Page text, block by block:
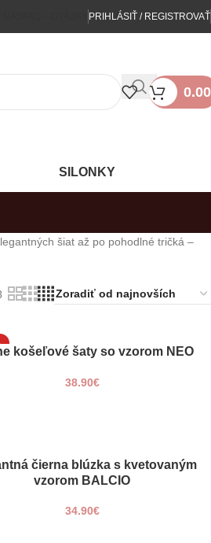
PRIHLÁSIŤ / REGISTROVAŤ
0.00
SILONKY
šiat až po pohodlné tričká –
KOŠÍKA
košeľové šaty so vzorom NEO
38.90€
KOŠÍKAčierna blúzka s kvetovaným
vzorom BALCIO
34.90€